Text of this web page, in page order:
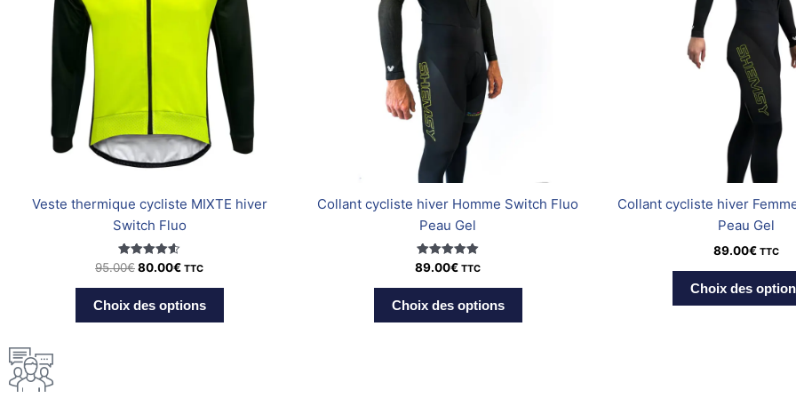
Veste thermique cycliste MIXTE hiver
Switch Fluo
Note
4.60
sur 5
95.00€80.00€ TTC
Choix des options
options
peuvent
choisies
sur
la
produit
Collant cycliste hiver Homme Switch Fluo
Peau Gel
Note
5.00
sur 5
89.00€ TTC
Choix des options
produit
Collant cycliste hiver
Peau Gel
89.00€ TTC
Choix des